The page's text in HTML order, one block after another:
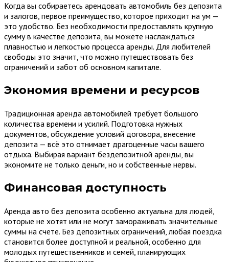
Когда вы собираетесь арендовать автомобиль без депозита
и залогов, первое преимущество, которое приходит на ум —
это удобство. Без необходимости предоставлять крупную
сумму в качестве депозита, вы можете наслаждаться
плавностью и легкостью процесса аренды. Для любителей
свободы это значит, что можно путешествовать без
ограничений и забот об основном капитале.
Экономия времени и ресурсов
Традиционная аренда автомобилей требует большого
количества времени и усилий. Подготовка нужных
документов, обсуждение условий договора, внесение
депозита — всё это отнимает драгоценные часы вашего
отдыха. Выбирая вариант бездепозитной аренды, вы
экономите не только деньги, но и собственные нервы.
Финансовая доступность
Аренда авто без депозита особенно актуальна для людей,
которые не хотят или не могут замораживать значительные
суммы на счете. Без депозитных ограничений, любая поездка
становится более доступной и реальной, особенно для
молодых путешественников и семей, планирующих